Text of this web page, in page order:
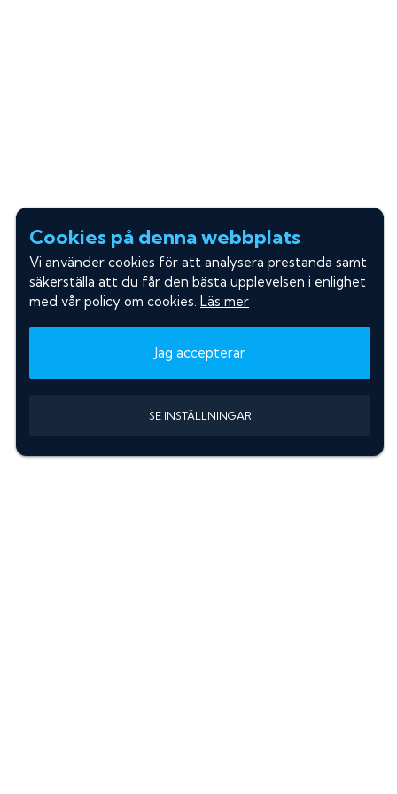
Cookies på denna webbplats
Vi använder cookies för att analysera prestanda samt
säkerställa att du får den bästa upplevelsen i enlighet
med vår policy om cookies. Läs mer
Jag accepterar
SE INSTÄLLNINGAR